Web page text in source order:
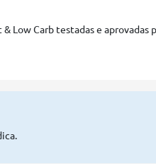
Low Carb testadas e aprovadas